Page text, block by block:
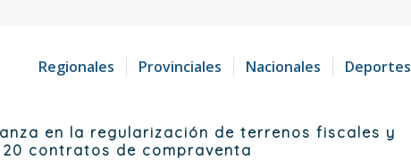
Regionales Provinciales Nacionales Deportes
en la regularización de terrenos fiscales y
contratos de compraventa